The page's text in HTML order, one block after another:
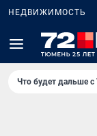
НЕДВИЖИМОСТЬ
Что будет дальше